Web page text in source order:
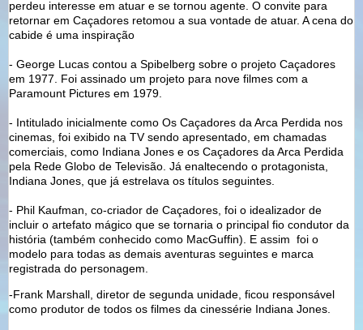
perdeu interesse em atuar e se tornou agente. O convite para
retornar em Caçadores retomou a sua vontade de atuar. A cena do
cabide é uma inspiração
- George Lucas contou a Spibelberg sobre o projeto Caçadores
em 1977. Foi assinado um projeto para nove filmes com a
Paramount Pictures em 1979.
- Intitulado inicialmente como Os Caçadores da Arca Perdida nos
cinemas, foi exibido na TV sendo apresentado, em chamadas
comerciais, como Indiana Jones e os Caçadores da Arca Perdida
pela Rede Globo de Televisão. Já enaltecendo o protagonista,
Indiana Jones, que já estrelava os títulos seguintes.
- Phil Kaufman, co-criador de Caçadores, foi o idealizador de
incluir o artefato mágico que se tornaria o principal fio condutor da
história (também conhecido como MacGuffin). E assim foi o
modelo para todas as demais aventuras seguintes e marca
registrada do personagem.
-Frank Marshall, diretor de segunda unidade, ficou responsável
como produtor de todos os filmes da cinessérie Indiana Jones.